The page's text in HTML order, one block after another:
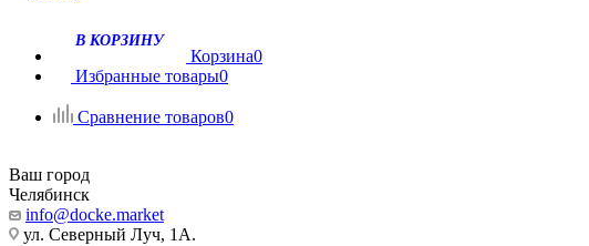
В КОРЗИНУ
Корзина0
Избранные товары0
Сравнение товаров0
Ваш город
Челябинск
info@docke.market
ул. Северный Луч, 1А.